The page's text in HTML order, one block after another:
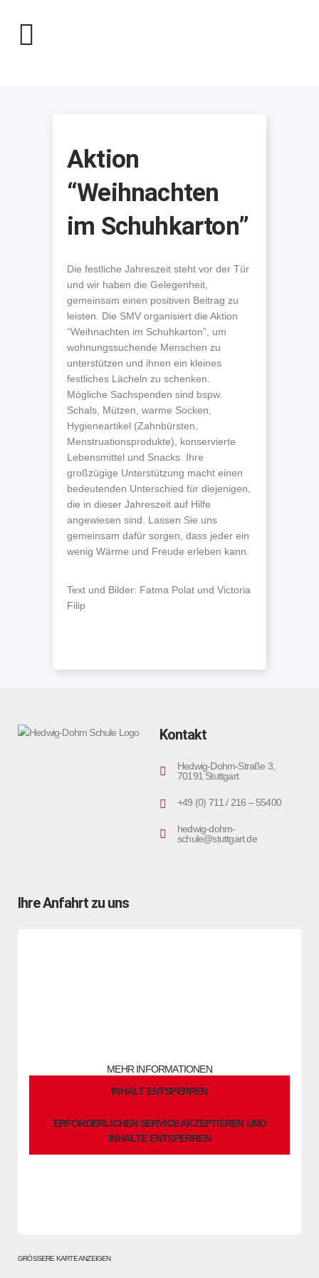
Aktion
“Weihnachten
im Schuhkarton”
Die festliche Jahreszeit steht vor der Tür
und wir haben die Gelegenheit,
gemeinsam einen positiven Beitrag zu
leisten. Die SMV organisiert die Aktion
“Weihnachten im Schuhkarton”, um
wohnungssuchende Menschen zu
unterstützen und ihnen ein kleines
festliches Lächeln zu schenken.
Mögliche Sachspenden sind bspw.
Schals, Mützen, warme Socken,
Hygieneartikel (Zahnbürsten,
Menstruationsprodukte), konservierte
Lebensmittel und Snacks. Ihre
großzügige Unterstützung macht einen
bedeutenden Unterschied für diejenigen,
die in dieser Jahreszeit auf Hilfe
angewiesen sind. Lassen Sie uns
gemeinsam dafür sorgen, dass jeder ein
wenig Wärme und Freude erleben kann.
Text und Bilder: Fatma Polat und Victoria
Filip
Kontakt
Hedwig-Dohm-Straße 3,
70191 Stuttgart
+49 (0) 711 / 216 – 55400
hedwig-dohm-
schule@stuttgart.de
Ihre Anfahrt zu uns
MEHR INFORMATIONEN
INHALT ENTSPERREN
ERFORDERLICHEN SERVICE AKZEPTIEREN UND
INHALTE ENTSPERREN
GRÖSSERE KARTE ANZEIGEN